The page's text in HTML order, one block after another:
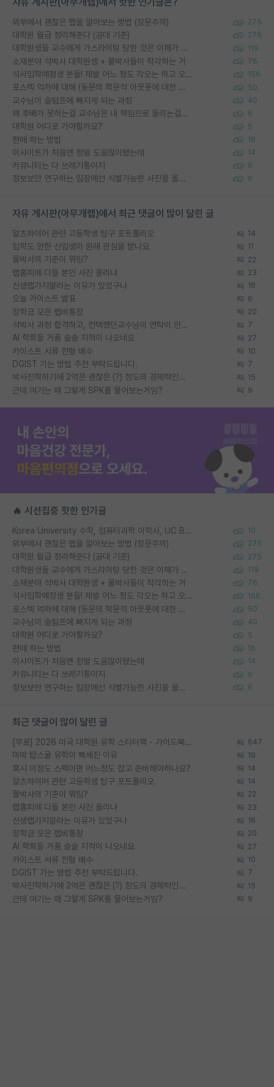
외부에서 괜찮은 랩을 알아보는 방법 (장문주의) 275
대학원 월급 정리해준다 (공대 기준) 275
대학원생들 교수에게 가스라이팅 당한 것은 이해가 갑니다. 안타깝네요. 119
소재분야 석박사 대학원생 + 물박사들이 착각하는 거 76
석사입학예정생 분들! 제발 어느 정도 각오는 하고 오세요. 156
포스텍 억까에 대해 (동문의 학문적 아웃풋에 대한 반박) 50
교수님이 슬럼프에 빠지게 되는 과정 40
왜 후배가 못하는걸 교수님은 내 책임으로 돌리는걸까요? 6
대학원 어디로 가야할까요? 5
편애 하는 방법 16
이사이트가 처음엔 정말 도움많이됐는데 14
커뮤니티는 다 쓰레기통이지 6
정보보안 연구하는 입장에선 식별가능한 사진을 올리는건 비추이긴함 6
자유 게시판(아무개랩)에서 최근 댓글이 많이 달린 글
알츠하이머 관련 고등학생 탐구 포트폴리오 14
입학도 안한 신입생이 원래 관심을 받나요 11
물박사의 기준이 뭐임? 22
랩홈피에 다들 본인 사진 올리냐 23
신생랩가지말라는 이유가 있었구나 16
오늘 카이스트 발표 6
장학금 모은 랩비통장 20
석박사 과정 합격하고, 컨택했던교수님이 연락이 안됩니다... 7
AI 학회들 거품 슬슬 지적이 나오네요 27
카이스트 서류 전형 배수 10
DGIST 가는 방법 추천 부탁드립니다. 7
박사진학하기에 2억은 괜찮은 (?) 정도의 경제력인가요 15
근데 여기는 왜 그렇게 SPK를 물어보는거임? 9
🔥 시선집중 핫한 인기글
Korea University 수학, 컴퓨터과학 이학사, UC Berkeley 산업공학 대학원 공학박사가 되는 것은 쉽지 않겠죠? 10
외부에서 괜찮은 랩을 알아보는 방법 (장문주의) 275
대학원 월급 정리해준다 (공대 기준) 275
대학원생들 교수에게 가스라이팅 당한 것은 이해가 갑니다. 안타깝네요. 119
소재분야 석박사 대학원생 + 물박사들이 착각하는 거 76
석사입학예정생 분들! 제발 어느 정도 각오는 하고 오세요. 156
포스텍 억까에 대해 (동문의 학문적 아웃풋에 대한 반박) 50
교수님이 슬럼프에 빠지게 되는 과정 40
대학원 어디로 가야할까요? 5
편애 하는 방법 16
이사이트가 처음엔 정말 도움많이됐는데 14
커뮤니티는 다 쓰레기통이지 6
정보보안 연구하는 입장에선 식별가능한 사진을 올리는건 비추이긴함 6
최근 댓글이 많이 달린 글
[무료] 2026 미국 대학원 유학 스타터팩 - 가이드북 & 합격자 컨택메일 템플릿 647
미박 탑스쿨 유학이 빡세진 이유 19
혹시 이정도 스펙이면 어느정도 잡고 준비해야하나요? 14
알츠하이머 관련 고등학생 탐구 포트폴리오 14
물박사의 기준이 뭐임? 22
랩홈피에 다들 본인 사진 올리냐 23
신생랩가지말라는 이유가 있었구나 16
장학금 모은 랩비통장 20
AI 학회들 거품 슬슬 지적이 나오네요 27
카이스트 서류 전형 배수 10
DGIST 가는 방법 추천 부탁드립니다. 7
박사진학하기에 2억은 괜찮은 (?) 정도의 경제력인가요 15
근데 여기는 왜 그렇게 SPK를 물어보는거임? 9